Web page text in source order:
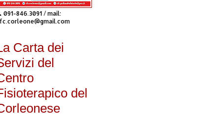
091-846.3091 / mail:
Carta dei
del
del